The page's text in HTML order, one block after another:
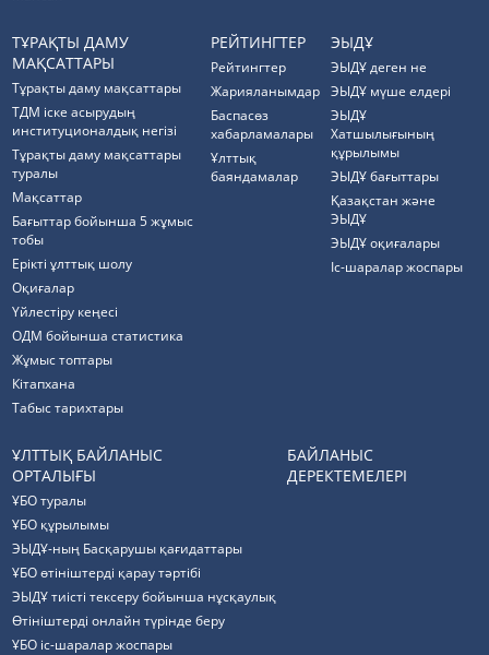
ТҰРАҚТЫ ДАМУ
МАҚСАТТАРЫ
Тұрақты даму мақсаттары
ТДМ іске асырудың
институционалдық негізі
Тұрақты даму мақсаттары
туралы
Мақсаттар
Бағыттар бойынша 5 жұмыс
тобы
Ерікті ұлттық шолу
Оқиғалар
Үйлестіру кеңесі
ОДМ бойынша статистика
Жұмыс топтары
Кітапхана
Табыс тарихтары
РЕЙТИНГТЕР
Рейтингтер
Жарияланымдар
Баспасөз
хабарламалары
Ұлттық
баяндамалар
ЭЫДҰ
ЭЫДҰ деген не
ЭЫДҰ мүше елдері
ЭЫДҰ
Хатшылығының
құрылымы
ЭЫДҰ бағыттары
Қазақстан және
ЭЫДҰ
ЭЫДҰ оқиғалары
Іс-шаралар жоспары
ҰЛТТЫҚ БАЙЛАНЫС
ОРТАЛЫҒЫ
ҰБО туралы
ҰБО құрылымы
ЭЫДҰ-ның Басқарушы қағидаттары
ҰБО өтініштерді қарау тәртібі
ЭЫДҰ тиісті тексеру бойынша нұсқаулық
Өтініштерді онлайн түрінде беру
ҰБО іс-шаралар жоспары
БАЙЛАНЫС
ДЕРЕКТЕМЕЛЕРІ